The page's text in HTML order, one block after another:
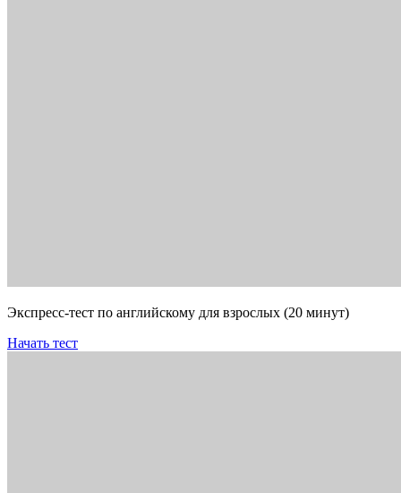
Экспресс-тест по английскому для взрослых (20 минут)
Начать тест